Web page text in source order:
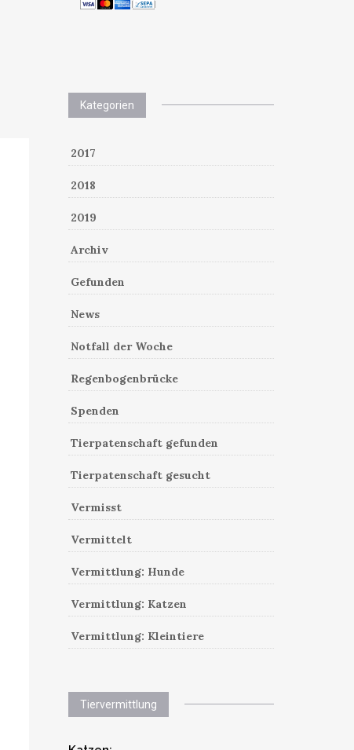
Kategorien
2017
2018
2019
Archiv
Gefunden
News
Notfall der Woche
Regenbogenbrücke
Spenden
Tierpatenschaft gefunden
Tierpatenschaft gesucht
Vermisst
Vermittelt
Vermittlung: Hunde
Vermittlung: Katzen
Vermittlung: Kleintiere
Tiervermittlung